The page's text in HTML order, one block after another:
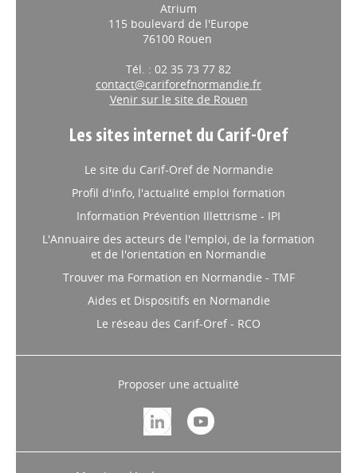
Atrium
115 boulevard de l'Europe
76100 Rouen
Tél. : 02 35 73 77 82
contact@cariforefnormandie.fr
Venir sur le site de Rouen
Les sites internet du Carif-Oref
Le site du Carif-Oref de Normandie
Profil d'info, l'actualité emploi formation
Information Prévention Illettrisme - IPI
L'Annuaire des acteurs de l'emploi, de la formation
et de l'orientation en Normandie
Trouver ma Formation en Normandie - TMF
Aides et Dispositifs en Normandie
Le réseau des Carif-Oref - RCO
Proposer une actualité